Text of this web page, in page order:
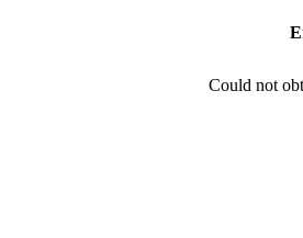
Could not